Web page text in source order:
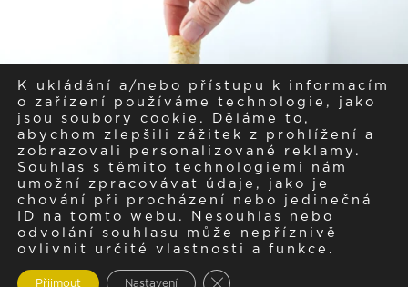
K ukládání a/nebo přístupu k informacím
o zařízení používáme technologie, jako
jsou soubory cookie. Děláme to,
abychom zlepšili zážitek z prohlížení a
zobrazovali personalizované reklamy.
Souhlas s těmito technologiemi nám
umožní zpracovávat údaje, jako je
chování při procházení nebo jedinečná
ID na tomto webu. Nesouhlas nebo
odvolání souhlasu může nepříznivě
ovlivnit určité vlastnosti a funkce.
Přijmout Nastavení Zavřít cookie lištu GDPR